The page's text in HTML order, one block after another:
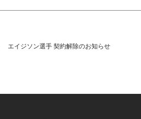
エイジソン選手 契約解除のお知らせ